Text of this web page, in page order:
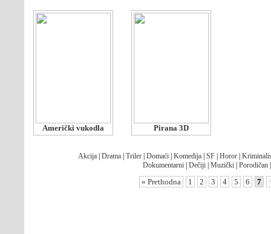
Američki vukodla Pirana 3D
Akcija| Drama| Triler| Domaći| Komedija| SF| Horor|
Dokumentarni Dečiji Muzički Porodičan
« Prethodna 1 2 3 4 5 6 7